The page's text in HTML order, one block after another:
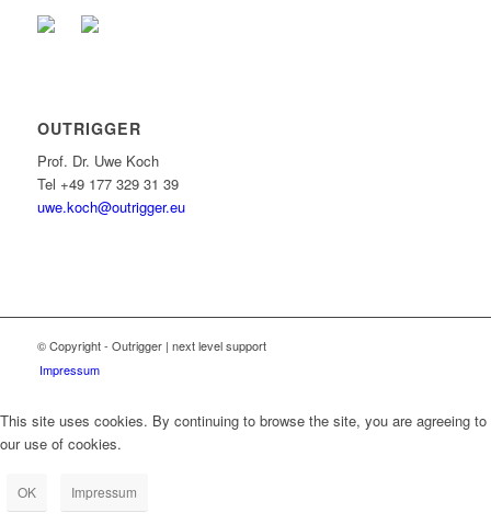
OUTRIGGER
Prof. Dr. Uwe Koch
Tel +49 177 329 31 39‬
uwe.koch@outrigger.eu
© Copyright - Outrigger | next level support
Impressum
This site uses cookies. By continuing to browse the site, you are agreeing to
our use of cookies.
OK Impressum